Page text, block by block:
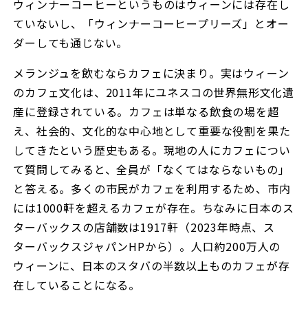
ウィンナーコーヒーというものはウィーンには存在し
ていないし、「ウィンナーコーヒープリーズ」とオー
ダーしても通じない。
メランジュを飲むならカフェに決まり。実はウィーン
のカフェ文化は、2011年にユネスコの世界無形文化遺
産に登録されている。カフェは単なる飲食の場を超
え、社会的、文化的な中心地として重要な役割を果た
してきたという歴史もある。現地の人にカフェについ
て質問してみると、全員が「なくてはならないもの」
と答える。多くの市民がカフェを利用するため、市内
には1000軒を超えるカフェが存在。ちなみに日本のス
ターバックスの店舗数は1917軒（2023年時点、ス
ターバックスジャパンHPから）。人口約200万人の
ウィーンに、日本のスタバの半数以上ものカフェが存
在していることになる。